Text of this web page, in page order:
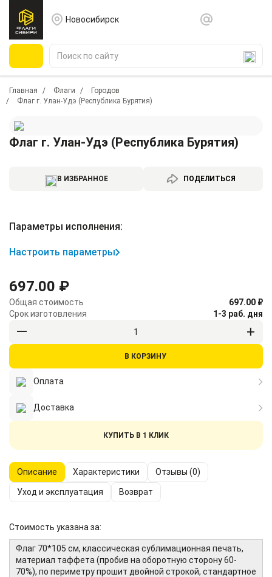
Новосибирск
Главная Флаги
Городов
Флаг г. Улан-Удэ (Республика Бурятия)
Флаг г. Улан-Удэ (Республика Бурятия)
В ИЗБРАННОЕ ПОДЕЛИТЬСЯ
Параметры исполнения:
Настроить параметры
697.00 ₽
Общая стоимость
697.00 ₽
Срок изготовления
1-3 раб. дня
В КОРЗИНУ
Оплата
Доставка
КУПИТЬ В 1 КЛИК
Описание Характеристики Отзывы (0)
Уход и эксплуатация Возврат
Стоимость указана за:
Флаг 70*105 см, классическая сублимационная печать,
материал таффета (пробив на оборотную сторону 60-
70%), по периметру прошит двойной строкой, стандартное